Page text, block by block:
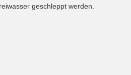
geschleppt werden.